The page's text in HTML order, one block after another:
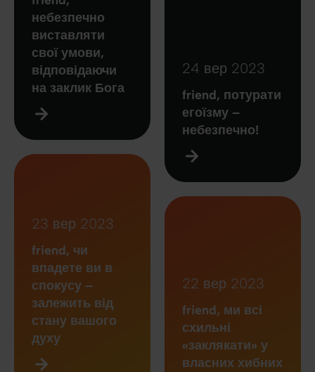
небезпечно
виставляти
свої умови,
відповідаючи
на заклик Бога
24 вер 2023
friend, потурати
егоїзму –
небезпечно!
23 вер 2023
friend, чи
впадете ви в
спокусу –
залежить від
стану вашого
духу
22 вер 2023
friend, ми всі
схильні
«заклякати» у
власних хибних